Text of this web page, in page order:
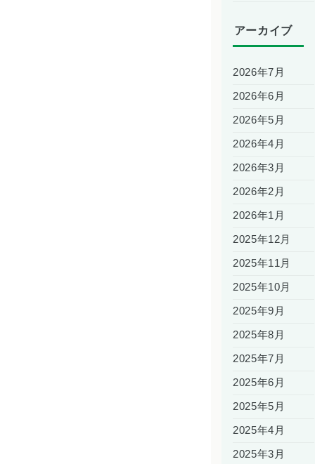
アーカイブ
2026年7月
2026年6月
2026年5月
2026年4月
2026年3月
2026年2月
2026年1月
2025年12月
2025年11月
2025年10月
2025年9月
2025年8月
2025年7月
2025年6月
2025年5月
2025年4月
2025年3月